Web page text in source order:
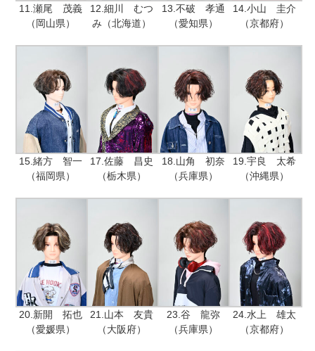
11.瀬尾 茂義
（岡山県）
12.細川 むつ
み（北海道）
13.不破 孝通
（愛知県）
14.小山 圭介
（京都府）
15.緒方 智一
（福岡県）
17.佐藤 昌史
（栃木県）
18.山角 初奈
（兵庫県）
19.宇良 太希
（沖縄県）
20.新開 拓也
（愛媛県）
21.山本 友貴
（大阪府）
23.谷 龍弥
（兵庫県）
24.水上 雄太
（京都府）